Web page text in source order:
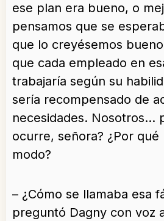
ese plan era bueno, o
pensamos que se
que lo creyésemos
que cada empleado en
trabajaría según su
sería recompensado de
necesidades. Nosotros…
ocurre, señora? ¿Por qué
modo?
– ¿Cómo se llamaba esa
preguntó Dagny con voz